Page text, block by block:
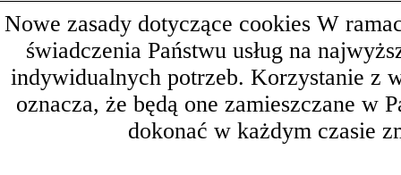
Nowe zasady dotyczące cookies W
świadczenia Państwu usług na
indywidualnych potrzeb. Korzystanie z
oznacza, że będą one zamieszczane w
dokonać w każdym czasie